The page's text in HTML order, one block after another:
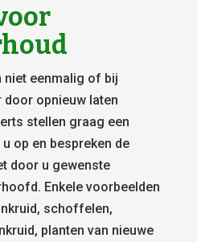
niet eenmalig of bij
door opnieuw laten
stellen graag een
op en bespreken de
door u gewenste
Enkele voorbeelden
schoffelen,
planten van nieuwe